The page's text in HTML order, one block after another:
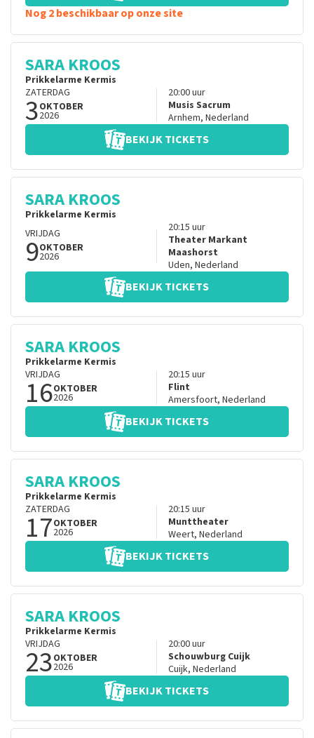
Nog 2 beschikbaar op onze site
SARA KROOS
Prikkelarme Kermis
ZATERDAG
3OKTOBER
2026
20:00uur
Musis Sacrum
Arnhem, Nederland
BEKIJK TICKETS
SARA KROOS
Prikkelarme Kermis
VRIJDAG
9OKTOBER
2026
20:15 uur
Theater Markant
Maashorst
Uden, Nederland
BEKIJK TICKETS
SARA KROOS
Prikkelarme Kermis
VRIJDAG
16OKTOBER
2026
20:15 uur
Flint
Amersfoort, Nederland
BEKIJK TICKETS
SARA KROOS
Prikkelarme Kermis
ZATERDAG
17OKTOBER
2026
20:15 uur
Munttheater
Weert, Nederland
BEKIJK TICKETS
SARA KROOS
Prikkelarme Kermis
VRIJDAG
23OKTOBER
2026
20:00uur
Schouwburg Cuijk
Cuijk, Nederland
BEKIJK TICKETS